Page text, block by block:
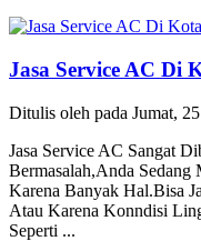
Jasa Service AC Di
Ditulis oleh pada Jumat,
Jasa Service AC Sangat
Bermasalah,Anda Sedang
Karena Banyak Hal.Bisa
Atau Karena Konndisi
Seperti ...